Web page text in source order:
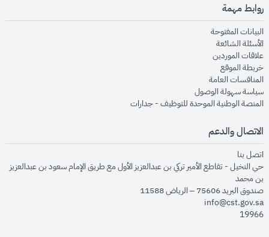
روابط مهمة
البيانات المفتوحةopens in new window
الأسئلة الشائعةopens in new window
علاقات الموردينopens in new window
خريطة الموقعopens in new window
المنافسات العامةopens in new window
سياسة سهولة الوصولopens in new window
المنصة الوطنية الموحدة للتوظيف - جداراتopens in new window
الاتصال والدعم
اتصل بنا
حي النخيل - تقاطع الأمير تركي بن عبدالعزيز الأول مع طريق الإمام سعود بن عبدالعزيز
بن محمد
صندوق البريد 75606 – الرياض 11588
info@cst.gov.sa
19966